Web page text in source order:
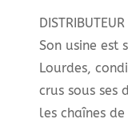
Son usine est
Lourdes,
crus sous ses
les chaînes